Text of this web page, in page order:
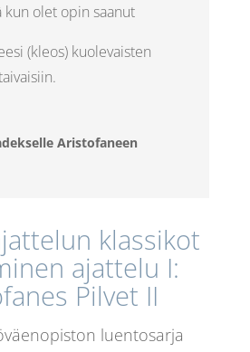
kun olet opin saanut
(kleos) kuolevaisten
Aristofaneen
klassikot
ajattelu I:
Pilvet II
luentosarja